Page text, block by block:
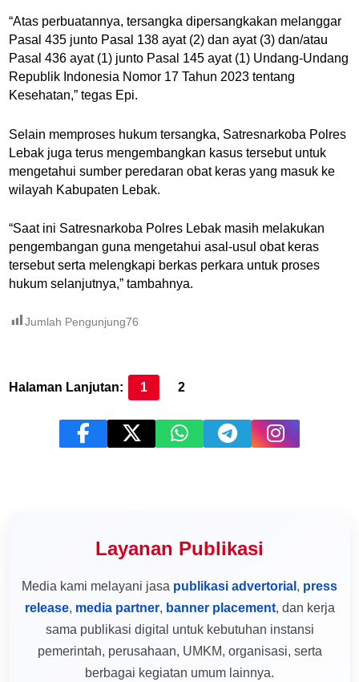
“Atas perbuatannya, tersangka dipersangkakan melanggar
Pasal 435 junto Pasal 138 ayat (2) dan ayat (3) dan/atau
Pasal 436 ayat (1) junto Pasal 145 ayat (1) Undang-Undang
Republik Indonesia Nomor 17 Tahun 2023 tentang
Kesehatan,” tegas Epi.
Selain memproses hukum tersangka, Satresnarkoba Polres
Lebak juga terus mengembangkan kasus tersebut untuk
mengetahui sumber peredaran obat keras yang masuk ke
wilayah Kabupaten Lebak.
“Saat ini Satresnarkoba Polres Lebak masih melakukan
pengembangan guna mengetahui asal-usul obat keras
tersebut serta melengkapi berkas perkara untuk proses
hukum selanjutnya,” tambahnya.
Jumlah Pengunjung76
Halaman Lanjutan: 1 2
Layanan Publikasi
Media kami melayani jasa publikasi advertorial , press
release, media partner, banner placement, dan kerja
sama publikasi digital untuk kebutuhan instansi
pemerintah, perusahaan, UMKM, organisasi, serta
berbagai kegiatan umum lainnya.